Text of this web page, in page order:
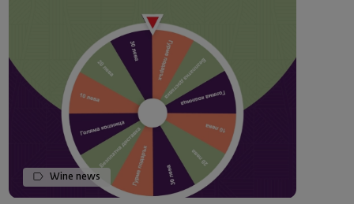
Wine news